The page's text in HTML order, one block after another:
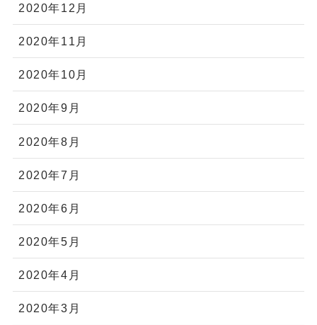
2020年12月
2020年11月
2020年10月
2020年9月
2020年8月
2020年7月
2020年6月
2020年5月
2020年4月
2020年3月